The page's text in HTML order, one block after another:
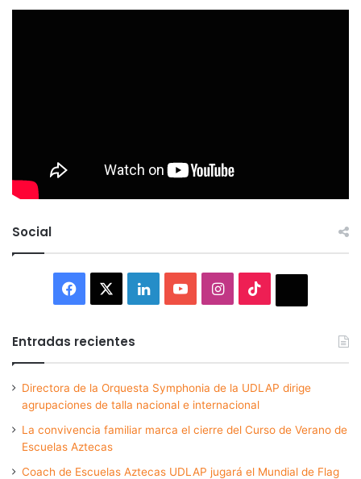
Social
Facebook LinkedInYouTubeInstagram
Entradas recientes
Directora de la Orquesta Symphonia de la UDLAP dirige
agrupaciones de talla nacional e internacional
La convivencia familiar marca el cierre del Curso de Verano de
Escuelas Aztecas
Coach de Escuelas Aztecas UDLAP jugará el Mundial de Flag